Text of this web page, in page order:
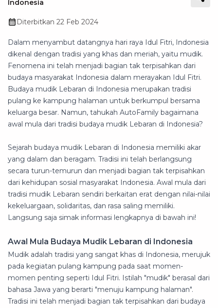
Indonesia
Diterbitkan 22 Feb 2024
Dalam menyambut datangnya hari raya Idul Fitri, Indonesia
dikenal dengan tradisi yang khas dan meriah, yaitu mudik.
Fenomena ini telah menjadi bagian tak terpisahkan dari
budaya masyarakat Indonesia dalam merayakan Idul Fitri.
Budaya mudik Lebaran di Indonesia merupakan tradisi
pulang ke kampung halaman untuk berkumpul bersama
keluarga besar. Namun, tahukah AutoFamily bagaimana
awal mula dari tradisi budaya mudik Lebaran di Indonesia?
Sejarah budaya mudik Lebaran di Indonesia memiliki akar
yang dalam dan beragam. Tradisi ini telah berlangsung
secara turun-temurun dan menjadi bagian tak terpisahkan
dari kehidupan sosial masyarakat Indonesia. Awal mula dari
tradisi mudik Lebaran sendiri berkaitan erat dengan nilai-nilai
kekeluargaan, solidaritas, dan rasa saling memiliki.
Langsung saja simak informasi lengkapnya di bawah ini!
Awal Mula Budaya Mudik Lebaran di Indonesia
Mudik adalah tradisi yang sangat khas di Indonesia, merujuk
pada kegiatan pulang kampung pada saat momen-
momen penting seperti Idul Fitri. Istilah "mudik" berasal dari
bahasa Jawa yang berarti "menuju kampung halaman".
Tradisi ini telah menjadi bagian tak terpisahkan dari budaya